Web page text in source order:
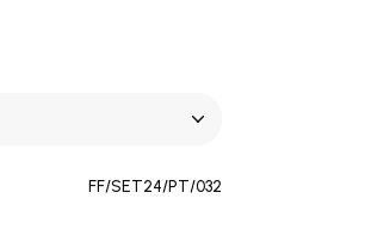
FF/SET24/PT/032